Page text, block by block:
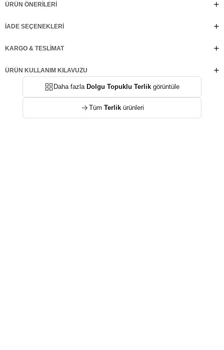
ÜRÜN ÖNERILERI
İADE SEÇENEKLERI
KARGO & TESLIMAT
ÜRÜN KULLANIM KILAVUZU
Daha fazla Dolgu Topuklu Terlikgörüntüle
Tüm Terlikürünleri